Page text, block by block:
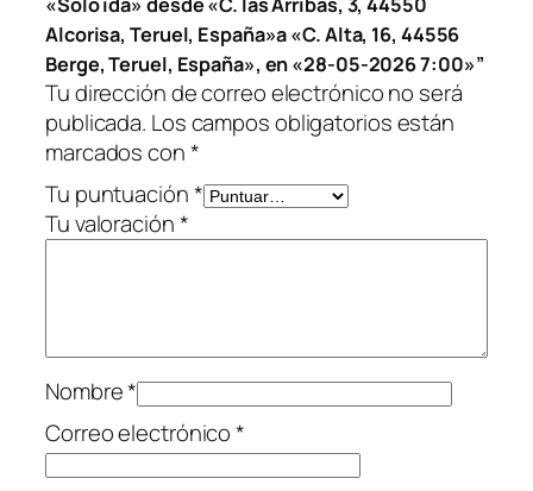
Alcorisa, Teruel, España»a «C. Alta, 16, 44556
Berge, Teruel, España», en «28-05-2026 7:00»”
Tu dirección de correo electrónico no será
publicada. Los campos obligatorios están
marcados con*
Tu puntuación*
Tu valoración*
Nombre*
Correo electrónico*